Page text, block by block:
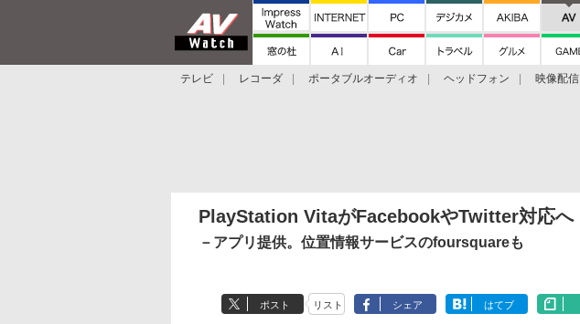
テレビ レコーダ ポータブルオーディオ ヘッドフォン 映像配信
PlayStation VitaがFacebookやTwitter対応へ
－アプリ提供。位置情報サービスのfoursquareも
ポスト リスト シェア はてブ